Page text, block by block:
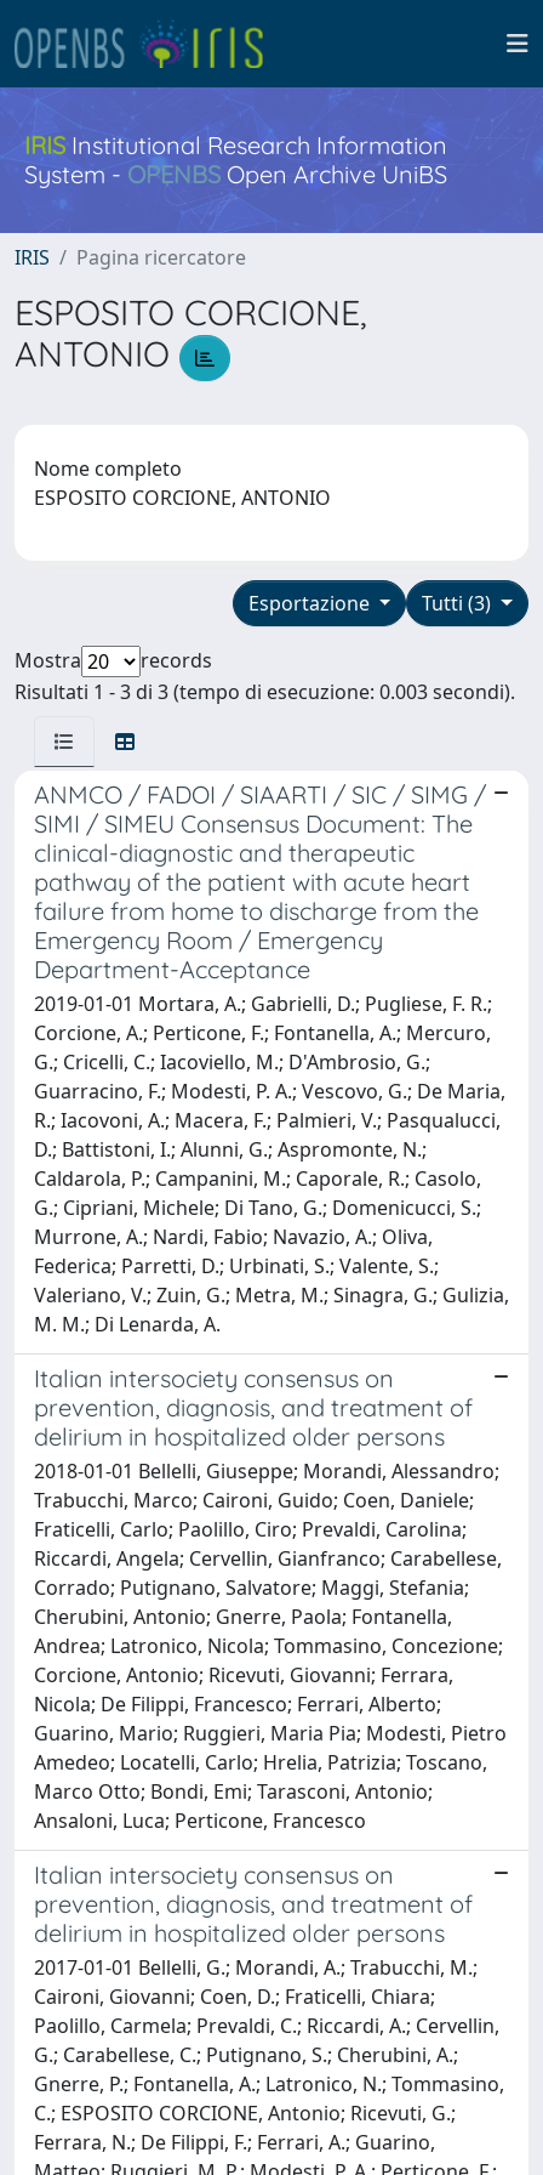
IRISInstitutional Research Information
System - OPENBS Open Archive UniBS
IRIS Pagina ricercatore
ESPOSITO CORCIONE,
ANTONIO
Nome completo
ESPOSITO CORCIONE, ANTONIO
Tutti (3)
Esportazione
Mostra
records
Risultati 1 - 3 di 3 (tempo di esecuzione: 0.003 secondi).
ANMCO / FADOI / SIAARTI / SIC / SIMG /
SIMI / SIMEU Consensus Document: The
clinical-diagnostic and therapeutic
pathway of the patient with acute heart
failure from home to discharge from the
Emergency Room / Emergency
Department-Acceptance
2019-01-01 Mortara, A.; Gabrielli, D.; Pugliese, F. R.;
Corcione, A.; Perticone, F.; Fontanella, A.; Mercuro,
G.; Cricelli, C.; Iacoviello, M.; D'Ambrosio, G.;
Guarracino, F.; Modesti, P. A.; Vescovo, G.; De Maria,
R.; Iacovoni, A.; Macera, F.; Palmieri, V.; Pasqualucci,
D.; Battistoni, I.; Alunni, G.; Aspromonte, N.;
Caldarola, P.; Campanini, M.; Caporale, R.; Casolo,
G.; Cipriani, Michele; Di Tano, G.; Domenicucci, S.;
Murrone, A.; Nardi, Fabio; Navazio, A.; Oliva,
Federica; Parretti, D.; Urbinati, S.; Valente, S.;
Valeriano, V.; Zuin, G.; Metra, M.; Sinagra, G.; Gulizia,
M. M.; Di Lenarda, A.
Italian intersociety consensus on
prevention, diagnosis, and treatment of
delirium in hospitalized older persons
2018-01-01 Bellelli, Giuseppe; Morandi, Alessandro;
Trabucchi, Marco; Caironi, Guido; Coen, Daniele;
Fraticelli, Carlo; Paolillo, Ciro; Prevaldi, Carolina;
Riccardi, Angela; Cervellin, Gianfranco; Carabellese,
Corrado; Putignano, Salvatore; Maggi, Stefania;
Cherubini, Antonio; Gnerre, Paola; Fontanella,
Andrea; Latronico, Nicola; Tommasino, Concezione;
Corcione, Antonio; Ricevuti, Giovanni; Ferrara,
Nicola; De Filippi, Francesco; Ferrari, Alberto;
Guarino, Mario; Ruggieri, Maria Pia; Modesti, Pietro
Amedeo; Locatelli, Carlo; Hrelia, Patrizia; Toscano,
Marco Otto; Bondi, Emi; Tarasconi, Antonio;
Ansaloni, Luca; Perticone, Francesco
Italian intersociety consensus on
prevention, diagnosis, and treatment of
delirium in hospitalized older persons
2017-01-01 Bellelli, G.; Morandi, A.; Trabucchi, M.;
Caironi, Giovanni; Coen, D.; Fraticelli, Chiara;
Paolillo, Carmela; Prevaldi, C.; Riccardi, A.; Cervellin,
G.; Carabellese, C.; Putignano, S.; Cherubini, A.;
Gnerre, P.; Fontanella, A.; Latronico, N.; Tommasino,
C.; ESPOSITO CORCIONE, Antonio; Ricevuti, G.;
Ferrara, N.; De Filippi, F.; Ferrari, A.; Guarino,